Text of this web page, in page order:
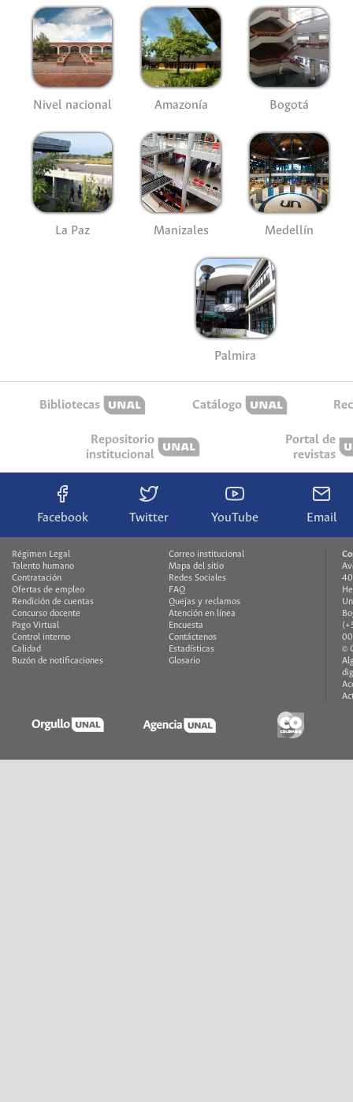
Nivel nacional Amazonía Bogotá
La Paz Manizales Medellín
Palmira
Bibliotecas Catálogo
Repositorio
institucional
Portal de
revistas
Facebook Twitter YouTube Email
Régimen Legal
Talento humano
Contratación
Ofertas de empleo
Rendición de cuentas
Concurso docente
Pago Virtual
Control interno
Calidad
Buzón de notificaciones
Correo institucional
Mapa del sitio
Redes Sociales
FAQ
Quejas y reclamos
Atención en línea
Encuesta
Contáctenos
Estadísticas
Glosario
©